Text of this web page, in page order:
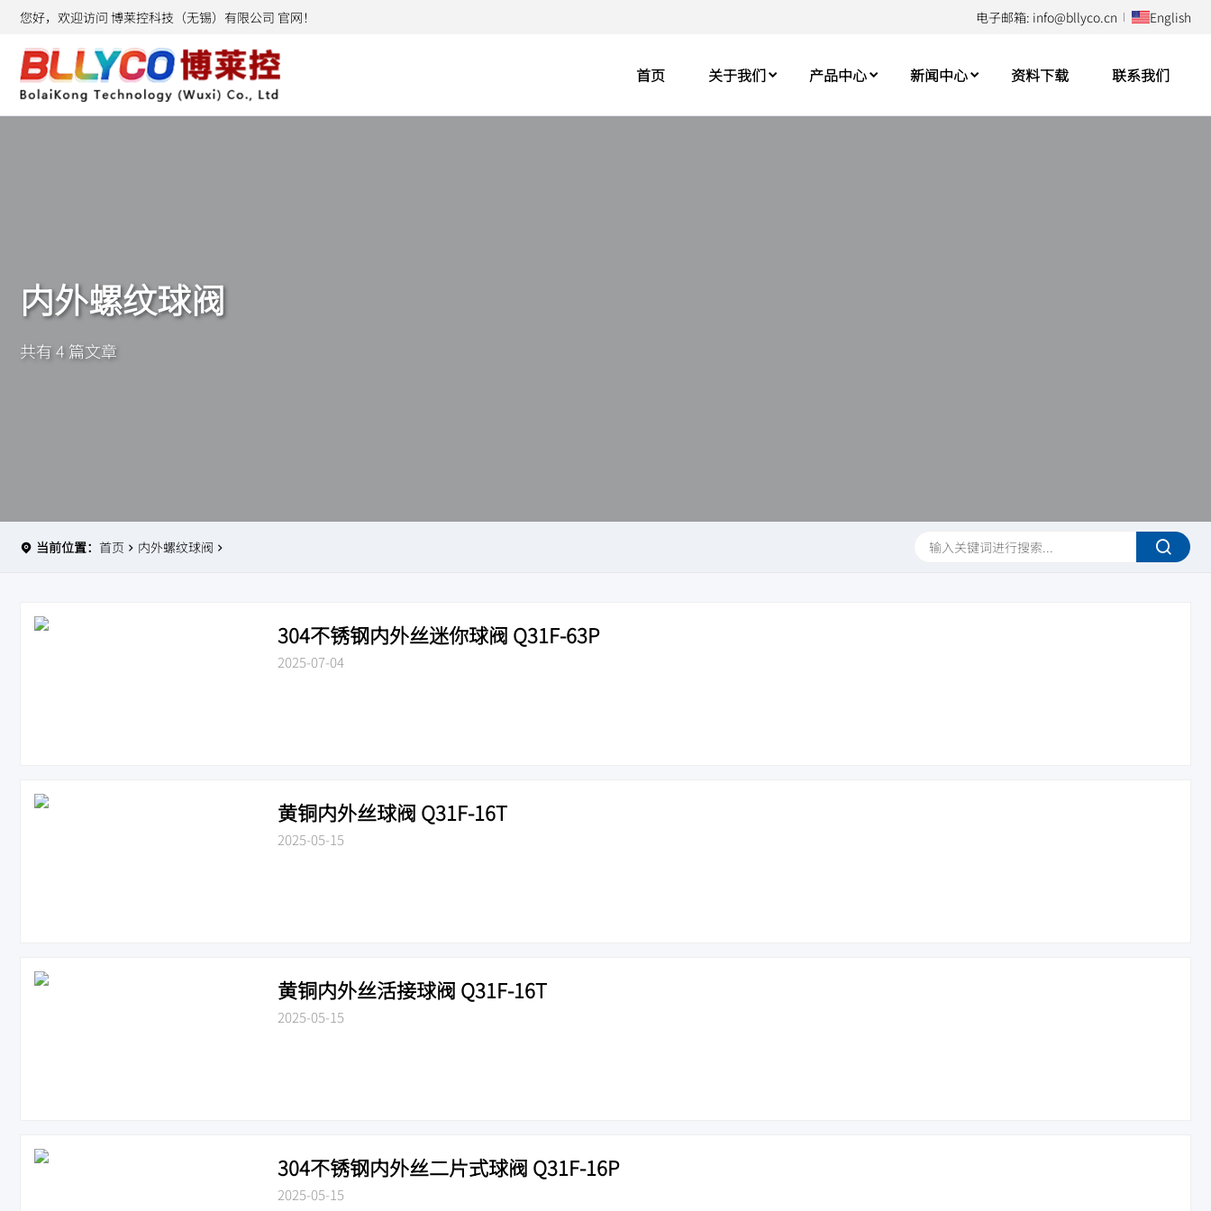
您好，欢迎访问 博莱控科技（无锡）有限公司 官网！ 电子邮箱: info@bllyco.cn English
首页 关于我们 产品中心 新闻中心 资料下载 联系我们
内外螺纹球阀
共有 4 篇文章
当前位置： 首页 内外螺纹球阀
304不锈钢内外丝迷你球阀 Q31F-63P
2025-07-04
黄铜内外丝球阀 Q31F-16T
2025-05-15
黄铜内外丝活接球阀 Q31F-16T
2025-05-15
304不锈钢内外丝二片式球阀 Q31F-16P
2025-05-15